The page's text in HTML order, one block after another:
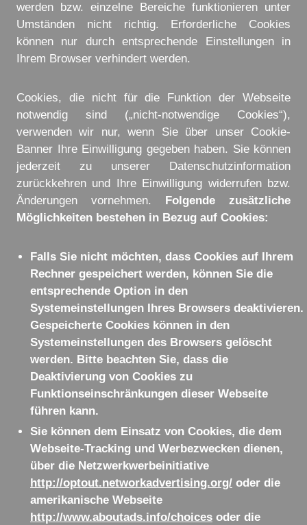
werden bzw. einzelne Bereiche funktionieren unter
Umständen nicht richtig. Erforderliche Cookies
können nur durch entsprechende Einstellungen in
Ihrem Browser verhindert werden.
Cookies, die nicht für die Funktion der Webseite
notwendig sind („nicht-notwendige Cookies“),
verwenden wir nur, wenn Sie über unser Cookie-
Banner Ihre Einwilligung gegeben haben. Sie können
jederzeit zu unserer Datenschutzinformation
zurückkehren und Ihre Einwilligung widerrufen bzw.
Änderungen vornehmen.
Folgende zusätzliche
Möglichkeiten bestehen in Bezug auf Cookies:
Falls Sie nicht möchten, dass Cookies auf Ihrem
Rechner gespeichert werden, können Sie die
entsprechende Option in den
Systemeinstellungen Ihres Browsers deaktivieren.
Gespeicherte Cookies können in den
Systemeinstellungen des Browsers gelöscht
werden. Bitte beachten Sie, dass die
Deaktivierung von Cookies zu
Funktionseinschränkungen dieser Webseite
führen kann.
Sie können dem Einsatz von Cookies, die dem
Webseite-Tracking und Werbezwecken dienen,
über die Netzwerkwerbeinitiative
http://optout.networkadvertising.org/ oder die
amerikanische Webseite
http://www.aboutads.info/choices oder die